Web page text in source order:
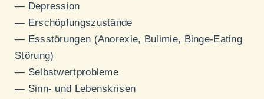
— Depression
— Erschöpfungszustände
— Essstörungen (Anorexie, Bulimie, Binge-Eating
Störung)
— Selbstwertprobleme
— Sinn- und Lebenskrisen